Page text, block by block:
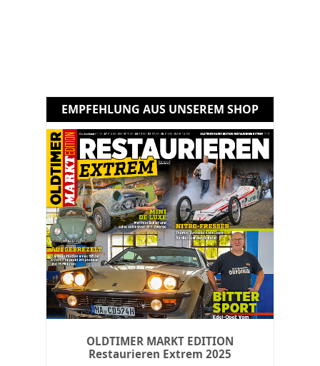
EMPFEHLUNG AUS UNSEREM SHOP
Buch: Die großen Mercedes - Vom
Adenauer zur S-Klasse